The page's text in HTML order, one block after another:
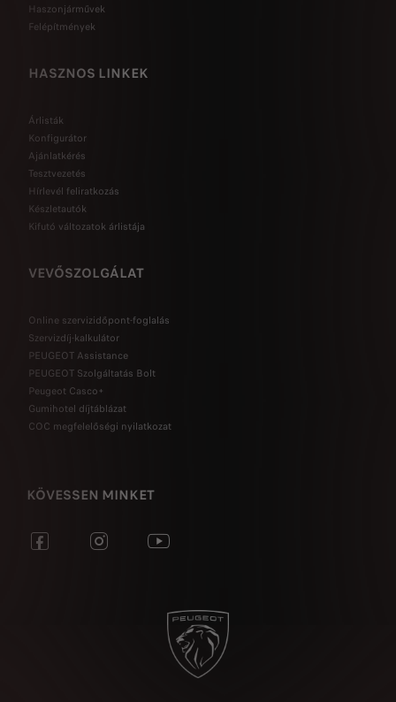
Haszonjárművek
Felépítmények
HASZNOS LINKEK
Árlisták
Konfigurátor
Ajánlatkérés
Tesztvezetés
Hírlevél feliratkozás
Készletautók
Kifutó változatok árlistája
VEVŐSZOLGÁLAT
Online szervizidőpont-foglalás
Szervizdíj-kalkulátor
PEUGEOT Assistance
PEUGEOT Szolgáltatás Bolt
Peugeot Casco+
Gumihotel díjtáblázat
COC megfelelőségi nyilatkozat
KÖVESSEN MINKET